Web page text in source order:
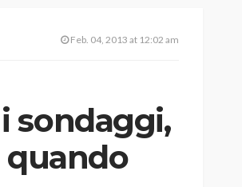
Feb. 04, 2013 at 12:02 am
sondaggi,
quando